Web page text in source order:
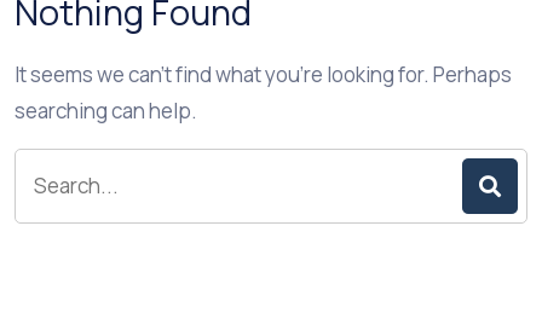
Nothing Found
It seems we can’t find what you’re looking for. Perhaps
searching can help.